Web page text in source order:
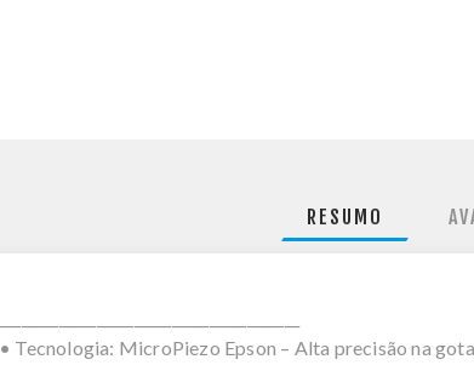
RESUMO
• Tecnologia: MicroPiezo Epson – Alta precisão na